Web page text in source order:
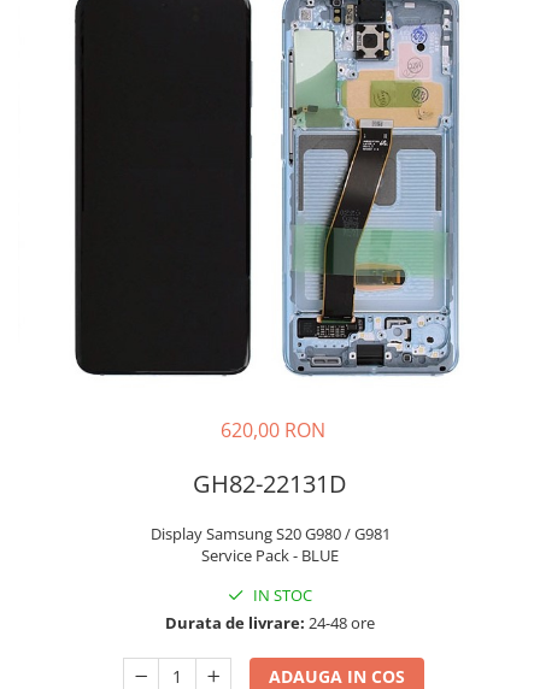
GALAXY M COMPATIBILE
GALAXY TAB COMPATIBILE
620,00 RON
GH82-22131D
Display Samsung S20 G980 / G981
Service Pack - BLUE
IN STOC
Durata de livrare: 24-48 ore
ADAUGA IN COS